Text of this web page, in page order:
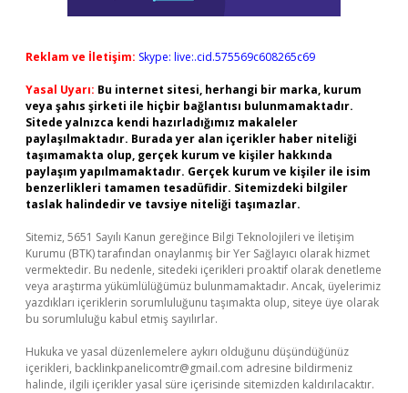
Reklam ve İletişim: Skype: live:.cid.575569c608265c69
Yasal Uyarı: Bu internet sitesi, herhangi bir marka, kurum
veya şahıs şirketi ile hiçbir bağlantısı bulunmamaktadır.
Sitede yalnızca kendi hazırladığımız makaleler
paylaşılmaktadır. Burada yer alan içerikler haber niteliği
taşımamakta olup, gerçek kurum ve kişiler hakkında
paylaşım yapılmamaktadır. Gerçek kurum ve kişiler ile isim
benzerlikleri tamamen tesadüfidir. Sitemizdeki bilgiler
taslak halindedir ve tavsiye niteliği taşımazlar.
Sitemiz, 5651 Sayılı Kanun gereğince Bilgi Teknolojileri ve İletişim
Kurumu (BTK) tarafından onaylanmış bir Yer Sağlayıcı olarak hizmet
vermektedir. Bu nedenle, sitedeki içerikleri proaktif olarak denetleme
veya araştırma yükümlülüğümüz bulunmamaktadır. Ancak, üyelerimiz
yazdıkları içeriklerin sorumluluğunu taşımakta olup, siteye üye olarak
bu sorumluluğu kabul etmiş sayılırlar.
Hukuka ve yasal düzenlemelere aykırı olduğunu düşündüğünüz
içerikleri, backlinkpanelicomtr@gmail.com adresine bildirmeniz
halinde, ilgili içerikler yasal süre içerisinde sitemizden kaldırılacaktır.